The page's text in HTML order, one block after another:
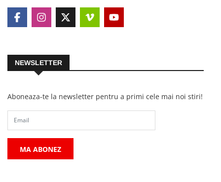
NEWSLETTER
Aboneaza-te la newsletter pentru a primi cele mai noi stiri!
MA ABONEZ